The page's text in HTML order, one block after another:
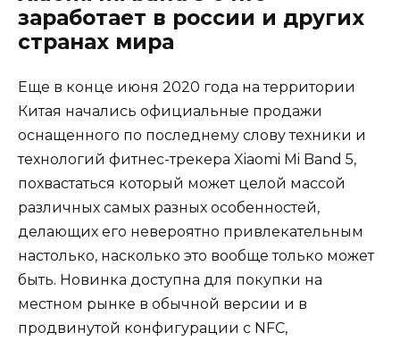
заработает в россии и других
странах мира
Еще в конце июня 2020 года на территории
Китая начались официальные продажи
оснащенного по последнему слову техники и
технологий фитнес-трекера Xiaomi Mi Band 5,
похвастаться который может целой массой
различных самых разных особенностей,
делающих его невероятно привлекательным
настолько, насколько это вообще только может
быть. Новинка доступна для покупки на
местном рынке в обычной версии и в
продвинутой конфигурации с NFC,